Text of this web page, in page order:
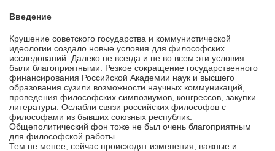
Введение
Крушение советского государства и коммунистической
идеологии создало новые условия для философских
исследований. Далеко не всегда и не во всем эти условия
были благоприятными. Резкое сокращение государственного
финансирования Российской Академии наук и высшего
образования сузили возможности научных коммуникаций,
проведения философских симпозиумов, конгрессов, закупки
литературы. Ослабли связи российских философов с
философами из бывших союзных республик.
Общеполитический фон тоже не был очень благоприятным
для философской работы.
Тем не менее, сейчас происходят изменения, важные и